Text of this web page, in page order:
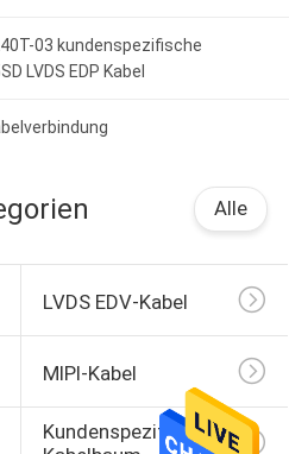
03 kundenspezifische
LVDS EDP Kabel
Alle
LVDS EDV-Kabel
MIPI-Kabel
Kundenspezifischer